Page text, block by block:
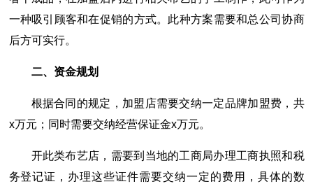
一种吸引顾客和在促销的方式。此种方案需要和总公司协商
后方可实行。
二、资金规划
根据合同的规定，加盟店需要交纳一定品牌加盟费，共
x万元；同时需要交纳经营保证金x万元。
开此类布艺店，需要到当地的工商局办理工商执照和税
务登记证，办理这些证件需要交纳一定的费用，具体的数